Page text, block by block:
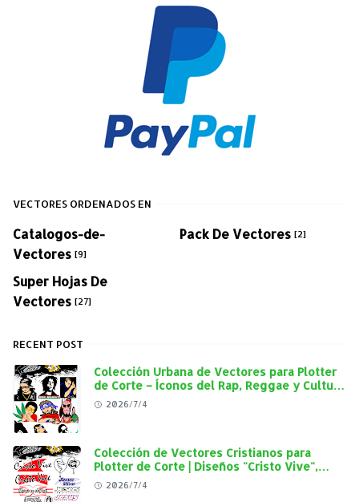
VECTORES ORDENADOS EN
Catalogos-de-
Vectores [9]
Pack De Vectores [2]
Super Hojas De
Vectores [27]
RECENT POST
Colección Urbana de Vectores para Plotter
de Corte – Íconos del Rap, Reggae y Cultura
Street en Alta Calidad
2026/7/4
Colección de Vectores Cristianos para
Plotter de Corte | Diseños "Cristo Vive",
"Jesús Vive" y Virgen de Guadalupe en Alta
Calidad
2026/7/4